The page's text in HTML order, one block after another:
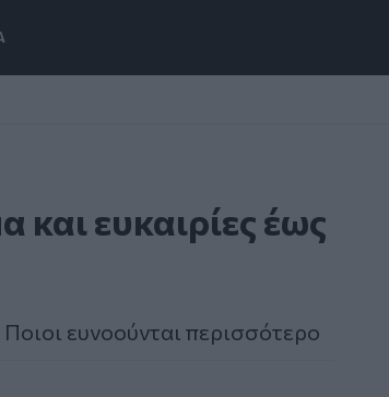
ευκαιρίες έως
Ποιοι ευνοούνται περισσότερο